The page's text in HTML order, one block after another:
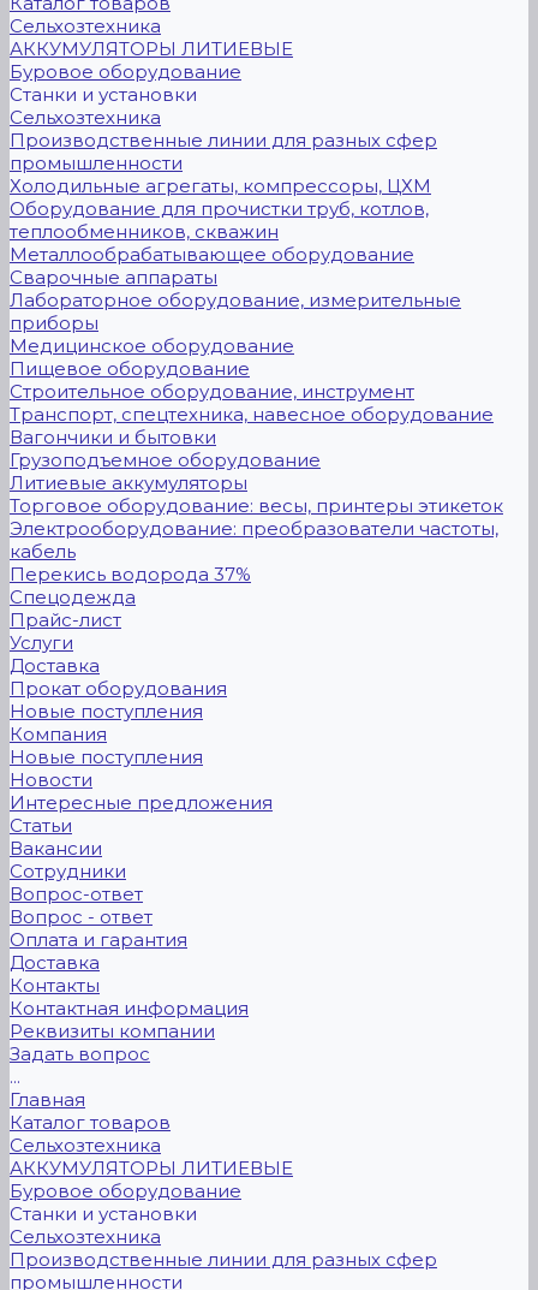
Сельхозтехника
АККУМУЛЯТОРЫ ЛИТИЕВЫЕ
Буровое оборудование
Станки и установки
Сельхозтехника
Производственные линии для разных сфер
промышленности
Холодильные агрегаты, компрессоры, ЦХМ
Оборудование для прочистки труб, котлов,
теплообменников, скважин
Металлообрабатывающее оборудование
Сварочные аппараты
Лабораторное оборудование, измерительные
приборы
Медицинское оборудование
Пищевое оборудование
Строительное оборудование, инструмент
Транспорт, спецтехника, навесное оборудование
Вагончики и бытовки
Грузоподъемное оборудование
Литиевые аккумуляторы
Торговое оборудование: весы, принтеры этикеток
Электрооборудование: преобразователи частоты,
кабель
Перекись водорода 37%
Спецодежда
Прайс-лист
Услуги
Доставка
Прокат оборудования
Новые поступления
Компания
Новые поступления
Новости
Интересные предложения
Статьи
Вакансии
Сотрудники
Вопрос-ответ
Вопрос - ответ
Оплата и гарантия
Доставка
Контакты
Контактная информация
Реквизиты компании
Задать вопрос
...
Главная
Каталог товаров
Сельхозтехника
АККУМУЛЯТОРЫ ЛИТИЕВЫЕ
Буровое оборудование
Станки и установки
Сельхозтехника
Производственные линии для разных сфер
промышленности